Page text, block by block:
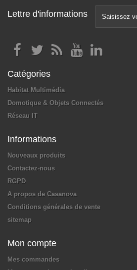
Lettre d'informations
Catégories
Habitat Multimédia
Domotique & Objets Connectés
Réseau IT
Informations
Nouveaux produits
Contactez-nous
RGPD
A propos de Casanova
Conditions générales de vente
sitemap
Mon compte
Mes commandes